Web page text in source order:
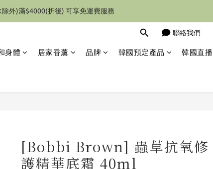
份產品除外）
外)滿$4000(折後) 可享免運費服務
聯絡我們
身體 居家香薰 品牌 韓國預定產品 韓國直播
[Bobbi Brown] 蟲草抗氧修
護精華底霜 40ml